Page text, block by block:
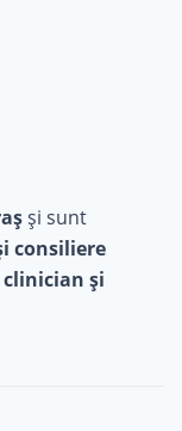
și sunt
consiliere
şi